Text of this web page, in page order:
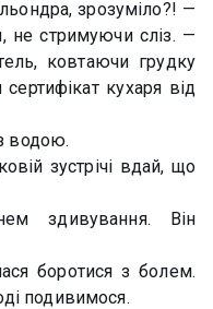
зрозуміло?! —
не стримуючи сліз. —
ковтаючи грудку
кухаря від
водою.
зустрічі вдай, що
здивування. Він
боротися з болем.
подивимося.